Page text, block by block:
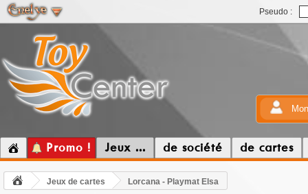
Pseudo :
Promo ! Jeux ... de société de cartes
Jeux de cartes Lorcana - Playmat Elsa